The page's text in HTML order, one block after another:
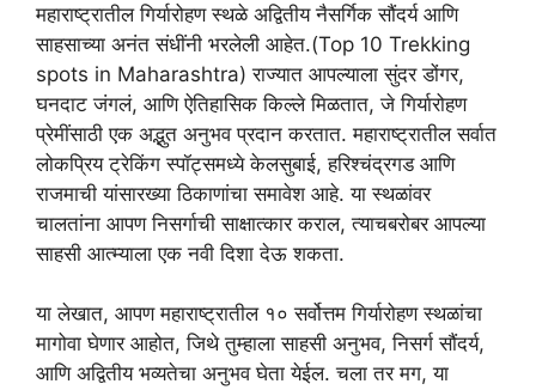
महाराष्ट्रातील गिर्यारोहण स्थळे अद्वितीय नैसर्गिक सौंदर्य आणि
साहसाच्या अनंत संधींनी भरलेली आहेत.(Top 10 Trekking
spots in Maharashtra) राज्यात आपल्याला सुंदर डोंगर,
घनदाट जंगलं, आणि ऐतिहासिक किल्ले मिळतात, जे गिर्यारोहण
प्रेमींसाठी एक अद्भुत अनुभव प्रदान करतात. महाराष्ट्रातील सर्वात
लोकप्रिय ट्रेकिंग स्पॉट्समध्ये केलसुबाई, हरिश्चंद्रगड आणि
राजमाची यांसारख्या ठिकाणांचा समावेश आहे. या स्थळांवर
चालतांना आपण निसर्गाची साक्षात्कार कराल, त्याचबरोबर आपल्या
साहसी आत्म्याला एक नवी दिशा देऊ शकता.
या लेखात, आपण महाराष्ट्रातील १० सर्वोत्तम गिर्यारोहण स्थळांचा
मागोवा घेणार आहोत, जिथे तुम्हाला साहसी अनुभव, निसर्ग सौंदर्य,
आणि अद्वितीय भव्यतेचा अनुभव घेता येईल. चला तर मग, या